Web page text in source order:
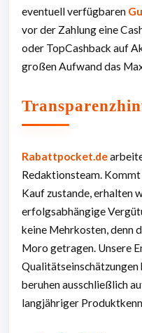
eventuell verfügbaren
vor der Zahlung eine
oder TopCashback auf
großen Aufwand das
Rabattpocket.de
Redaktionsteam. Kommt
Kauf zustande, erhalten
erfolgsabhängige
keine Mehrkosten, denn
Moro getragen. Unsere
beruhen ausschließlich
langjähriger